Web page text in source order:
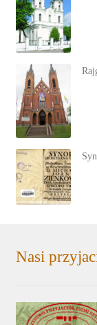
Nasi